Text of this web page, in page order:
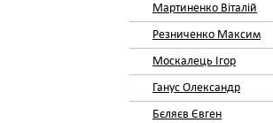
Мартиненко Віталій
Резниченко Максим
Москалець Ігор
Ганус Олександр
Бєляєв Євген